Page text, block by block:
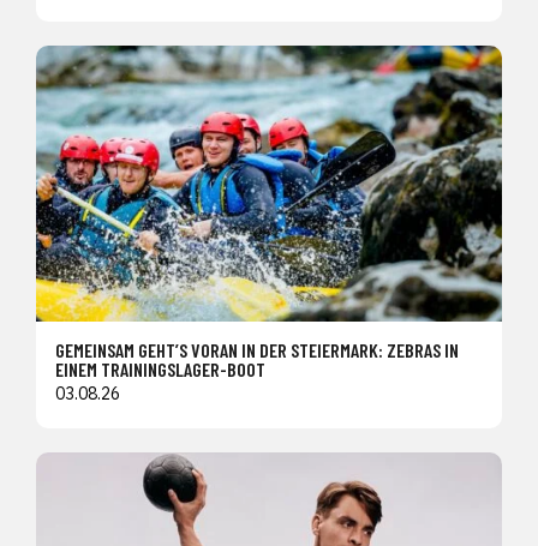
GEMEINSAM GEHT’S VORAN IN DER STEIERMARK: ZEBRAS IN
EINEM TRAININGSLAGER-BOOT
03.08.26